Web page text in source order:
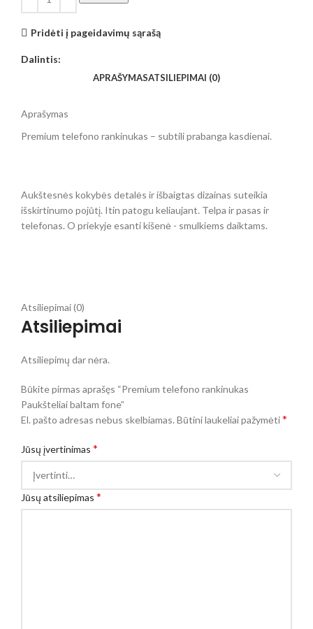
Pridėti į pageidavimų sąrašą
Dalintis:
APRAŠYMASATSILIEPIMAI (0)
Aprašymas
Premium telefono rankinukas – subtili prabanga kasdienai.
Aukštesnės kokybės detalės ir išbaigtas dizainas suteikia
išskirtinumo pojūtį. Itin patogu keliaujant. Telpa ir pasas ir
telefonas. O priekyje esanti kišenė - smulkiems daiktams.
Atsiliepimai (0)
Atsiliepimai
Atsiliepimų dar nėra.
Būkite pirmas aprašęs “Premium telefono rankinukas
Paukšteliai baltam fone”
El. pašto adresas nebus skelbiamas. Būtini laukeliai pažymėti*
Jūsų įvertinimas *
Jūsų atsiliepimas *